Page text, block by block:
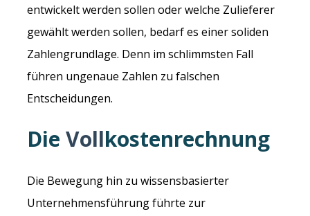
entwickelt werden sollen oder welche Zulieferer
gewählt werden sollen, bedarf es einer soliden
Zahlengrundlage. Denn im schlimmsten Fall
führen ungenaue Zahlen zu falschen
Entscheidungen.
Die Vollkostenrechnung
Die Bewegung hin zu wissensbasierter
Unternehmensführung führte zur